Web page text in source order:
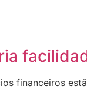
financeiros